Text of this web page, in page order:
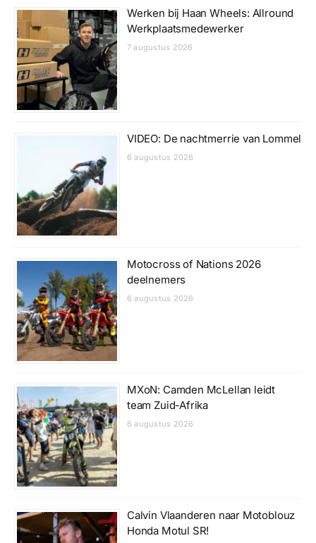
Werken bij Haan Wheels: Allround
Werkplaatsmedewerker
7 augustus 2026
VIDEO: De nachtmerrie van Lommel
6 augustus 2026
Motocross of Nations 2026
deelnemers
6 augustus 2026
MXoN: Camden McLellan leidt
team Zuid-Afrika
6 augustus 2026
Calvin Vlaanderen naar Motoblouz
Honda Motul SR!